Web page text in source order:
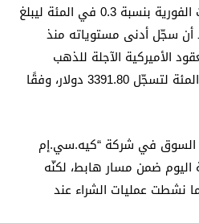
وصعد الذهب في المعاملات الفورية بنسبة 0.3 في المئة ليبلغ
بعد أن سجّل أدنى مستوياته منذ
الأميركية الآجلة للذهب
تسليم كانون الأول 0.3 في المئة لتسجّل 3391.80 دولار، وفقًا
السوق في شركة “كيه.سي.إم
اليوم ضمن مسار هابط، لكنّه
نشطت عمليات الشراء عند